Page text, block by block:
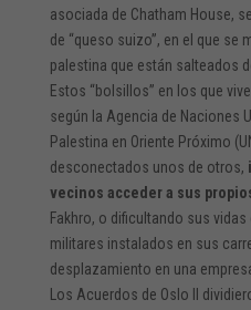
asociada de Chatham House,
de “queso suizo”, en el que se
palestina que están salteados
Estos “bolsillos” en los que
según la Agencia de Naciones
Palestina en Oriente Próximo
desconectados unos de otros,
vecinos acceder a sus
Fakhro, o dificultando sus
militares instalados en sus
desplazamiento en una
Los Acuerdos de Oslo II